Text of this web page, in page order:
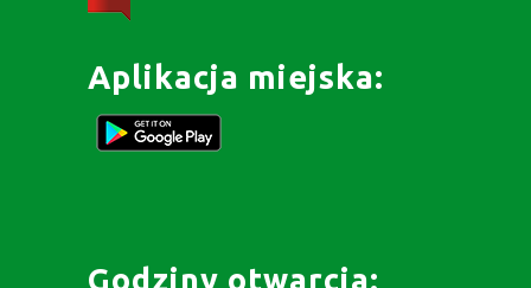
Aplikacja miejska:
Godziny otwarcia: